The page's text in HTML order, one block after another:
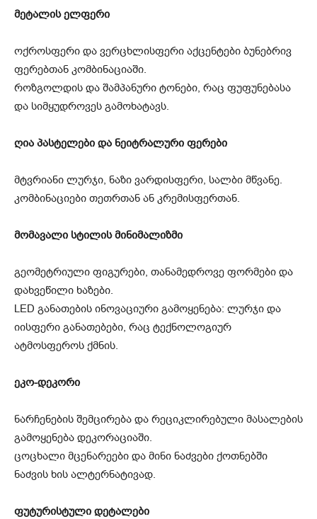
მეტალის ელფერი
ოქროსფერი და ვერცხლისფერი აქცენტები ბუნებრივ
ფერებთან კომბინაციაში.
როზგოლდის და შამპანური ტონები, რაც ფუფუნებასა
და სიმყუდროვეს გამოხატავს.
ღია პასტელები და ნეიტრალური ფერები
მტვრიანი ლურჯი, ნაზი ვარდისფერი, სალბი მწვანე.
კომბინაციები თეთრთან ან კრემისფერთან.
მომავალი სტილის მინიმალიზმი
გეომეტრიული ფიგურები, თანამედროვე ფორმები და
დახვეწილი ხაზები.
LED განათების ინოვაციური გამოყენება: ლურჯი და
იისფერი განათებები, რაც ტექნოლოგიურ
ატმოსფეროს ქმნის.
ეკო-დეკორი
ნარჩენების შემცირება და რეციკლირებული მასალების
გამოყენება დეკორაციაში.
ცოცხალი მცენარეები და მინი ნაძვები ქოთნებში
ნაძვის ხის ალტერნატივად.
ფუტურისტული დეტალები